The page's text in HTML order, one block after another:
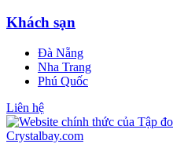
Khách sạn
Đà Nẵng
Nha Trang
Phú Quốc
Liên hệ